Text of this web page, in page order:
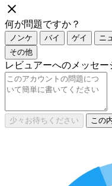
何が問題ですか？
ノンケ バイ ゲイ ニ
その他
レビュアーへのメッセー
少々お待ちください この